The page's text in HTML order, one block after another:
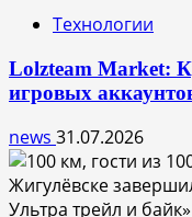
Технологии
Lolzteam Market:
игровых
news 31.07.2026